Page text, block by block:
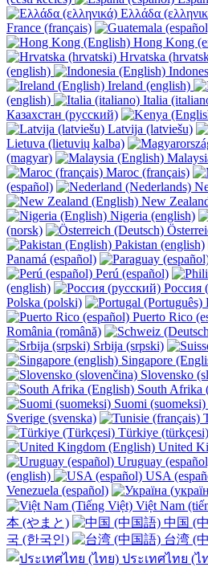
Ελλάδα
France (français)
Hong Kong
Hrvatska
(english)
Ireland (english)
(english)
Italia
Казахстан (русский)
Latvija (latviešu)
Lietuva (lietuvių kalba)
(magyar)
Maroc (français)
(español)
New
Nigeria (english)
(norsk)
Pakistan (english)
Panamá (español)
Perú (español)
(english)
Россия
Polska (polski)
Puerto Rico
România (română)
Srbija (srpski)
Singapore
Slovensko
South Afrika
Suomi (suomeksi)
Sverige (svenska)
Türkiye (türkçesi)
United
Uruguay
(english)
USA
Venezuela (español)
Việt Nam
本 (やまと)
中国 (
국 (한국인)
台湾 (
ประเทศไทย (ไ